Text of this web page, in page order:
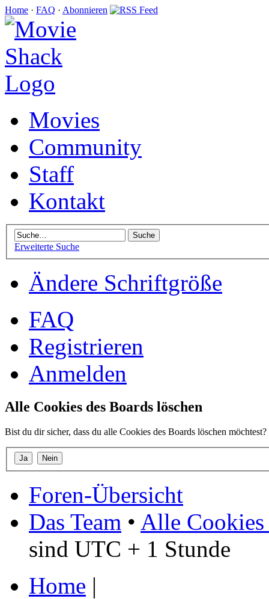
Home · FAQ · Abonnieren
Movies
Community
Staff
Kontakt
Erweiterte Suche
Ändere Schriftgröße
FAQ
Registrieren
Anmelden
Alle Cookies des Boards löschen
Bist du dir sicher, dass du alle Cookies des Boards löschen möchtest?
Foren-Übersicht
Das Team • Alle Cookies
sind UTC + 1 Stunde
Home |